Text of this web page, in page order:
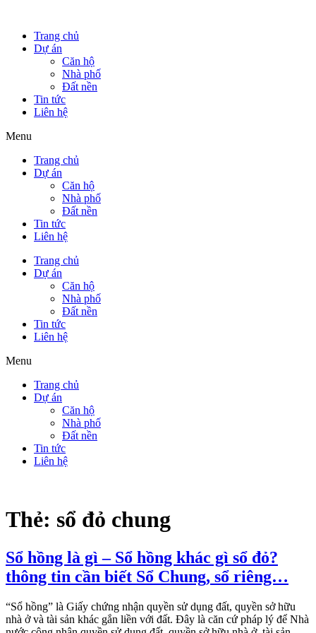
Trang chủ
Dự án
Căn hộ
Nhà phố
Đất nền
Tin tức
Liên hệ
Menu
Trang chủ
Dự án
Căn hộ
Nhà phố
Đất nền
Tin tức
Liên hệ
Trang chủ
Dự án
Căn hộ
Nhà phố
Đất nền
Tin tức
Liên hệ
Menu
Trang chủ
Dự án
Căn hộ
Nhà phố
Đất nền
Tin tức
Liên hệ
Thẻ: sổ đỏ chung
Sổ hồng là gì – Sổ hồng khác gì sổ đỏ?
thông tin cần biết Sổ Chung, sổ riêng…
“Sổ hồng” là Giấy chứng nhận quyền sử dụng đất, quyền sở hữu
nhà ở và tài sản khác gắn liền với đất. Đây là căn cứ pháp lý để Nhà